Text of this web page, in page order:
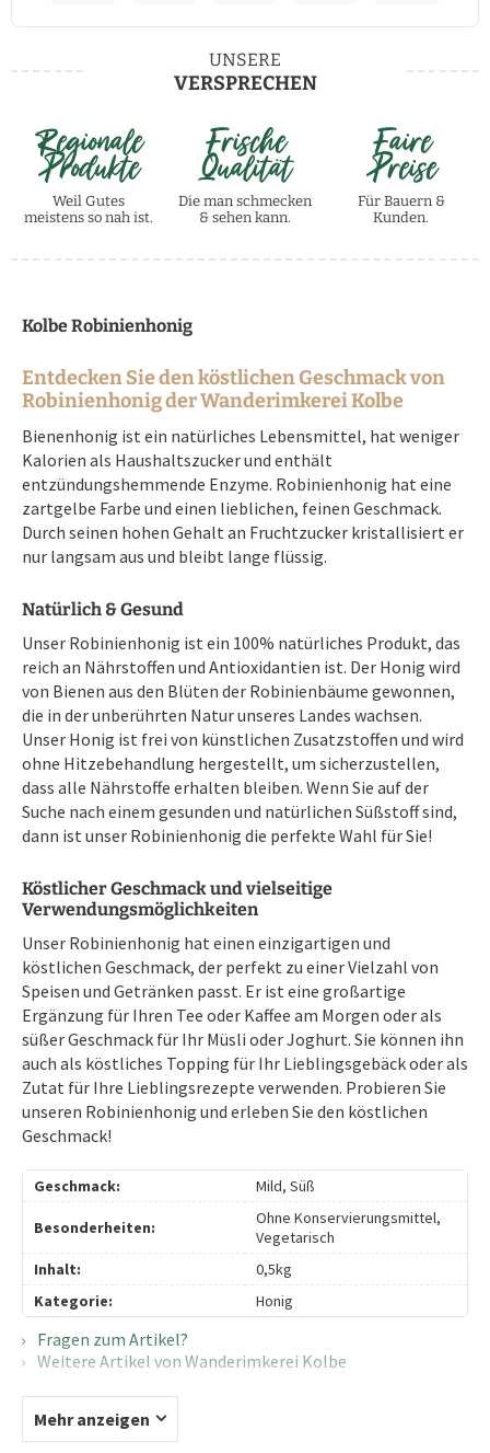
UNSERE
VERSPRECHEN
Regionale
Produkte
Weil Gutes
meistens so nah ist.
Frische
Qualität
Die man schmecken
& sehen kann.
Faire
Preise
Für Bauern &
Kunden.
Kolbe Robinienhonig
Entdecken Sie den köstlichen Geschmack von
Robinienhonig der Wanderimkerei Kolbe
Bienenhonig ist ein natürliches Lebensmittel, hat weniger
Kalorien als Haushaltszucker und enthält
entzündungshemmende Enzyme. Robinienhonig hat eine
zartgelbe Farbe und einen lieblichen, feinen Geschmack.
Durch seinen hohen Gehalt an Fruchtzucker kristallisiert er
nur langsam aus und bleibt lange flüssig.
Natürlich & Gesund
Unser Robinienhonig ist ein 100% natürliches Produkt, das
reich an Nährstoffen und Antioxidantien ist. Der Honig wird
von Bienen aus den Blüten der Robinienbäume gewonnen,
die in der unberührten Natur unseres Landes wachsen.
Unser Honig ist frei von künstlichen Zusatzstoffen und wird
ohne Hitzebehandlung hergestellt, um sicherzustellen,
dass alle Nährstoffe erhalten bleiben. Wenn Sie auf der
Suche nach einem gesunden und natürlichen Süßstoff sind,
dann ist unser Robinienhonig die perfekte Wahl für Sie!
Köstlicher Geschmack und vielseitige
Verwendungsmöglichkeiten
Unser Robinienhonig hat einen einzigartigen und
köstlichen Geschmack, der perfekt zu einer Vielzahl von
Speisen und Getränken passt. Er ist eine großartige
Ergänzung für Ihren Tee oder Kaffee am Morgen oder als
süßer Geschmack für Ihr Müsli oder Joghurt. Sie können ihn
auch als köstliches Topping für Ihr Lieblingsgebäck oder als
Zutat für Ihre Lieblingsrezepte verwenden. Probieren Sie
unseren Robinienhonig und erleben Sie den köstlichen
Geschmack!
Geschmack: Mild, Süß
Besonderheiten:
Ohne Konservierungsmittel,
Vegetarisch
Inhalt:
0,5kg
Kategorie:
Honig
Fragen zum Artikel?
Weitere Artikel von Wanderimkerei Kolbe
Mehr anzeigen